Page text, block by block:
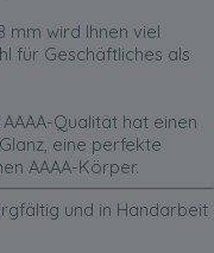
mm wird Ihnen viel
für Geschäftliches als
Qualität hat einen
eine perfekte
AAAA-Körper.
und in Handarbeit